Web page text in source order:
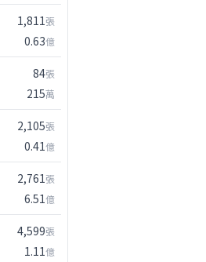
【嚇死人】我買了一檔股票後馬上跌停 ! 超神反轉，結局令人傻眼 !｜ Mr.永年 李｜ 盤後講股 Mr.永年 李 2026 / 08 / 07
1,811張
0.63億
84張
215萬
2,105張
0.41億
2,761張
6.51億
4,599張
1.11億